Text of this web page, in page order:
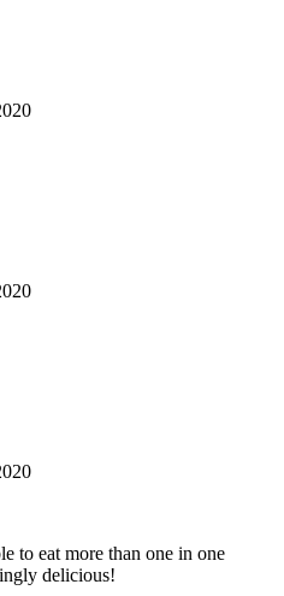
to eat more than one in one
delicious!